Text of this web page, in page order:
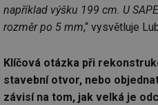
například výšku 199 cm. U
rozměr po 5 mm,“ vysvětluje
Klíčová otázka při
stavební otvor, nebo
závisí na tom, jak velká je